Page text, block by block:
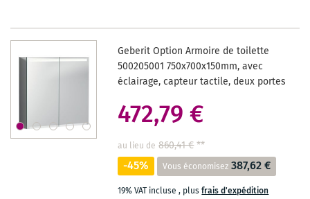
SOUHAITS
Geberit Option Armoire de toilette
500205001 750x700x150mm, avec
éclairage, capteur tactile, deux portes
472,79 €
au lieu de 860,41 €**
-45% Vous économisez 387,62 €
19% VAT incluse, plusfrais d'expédition